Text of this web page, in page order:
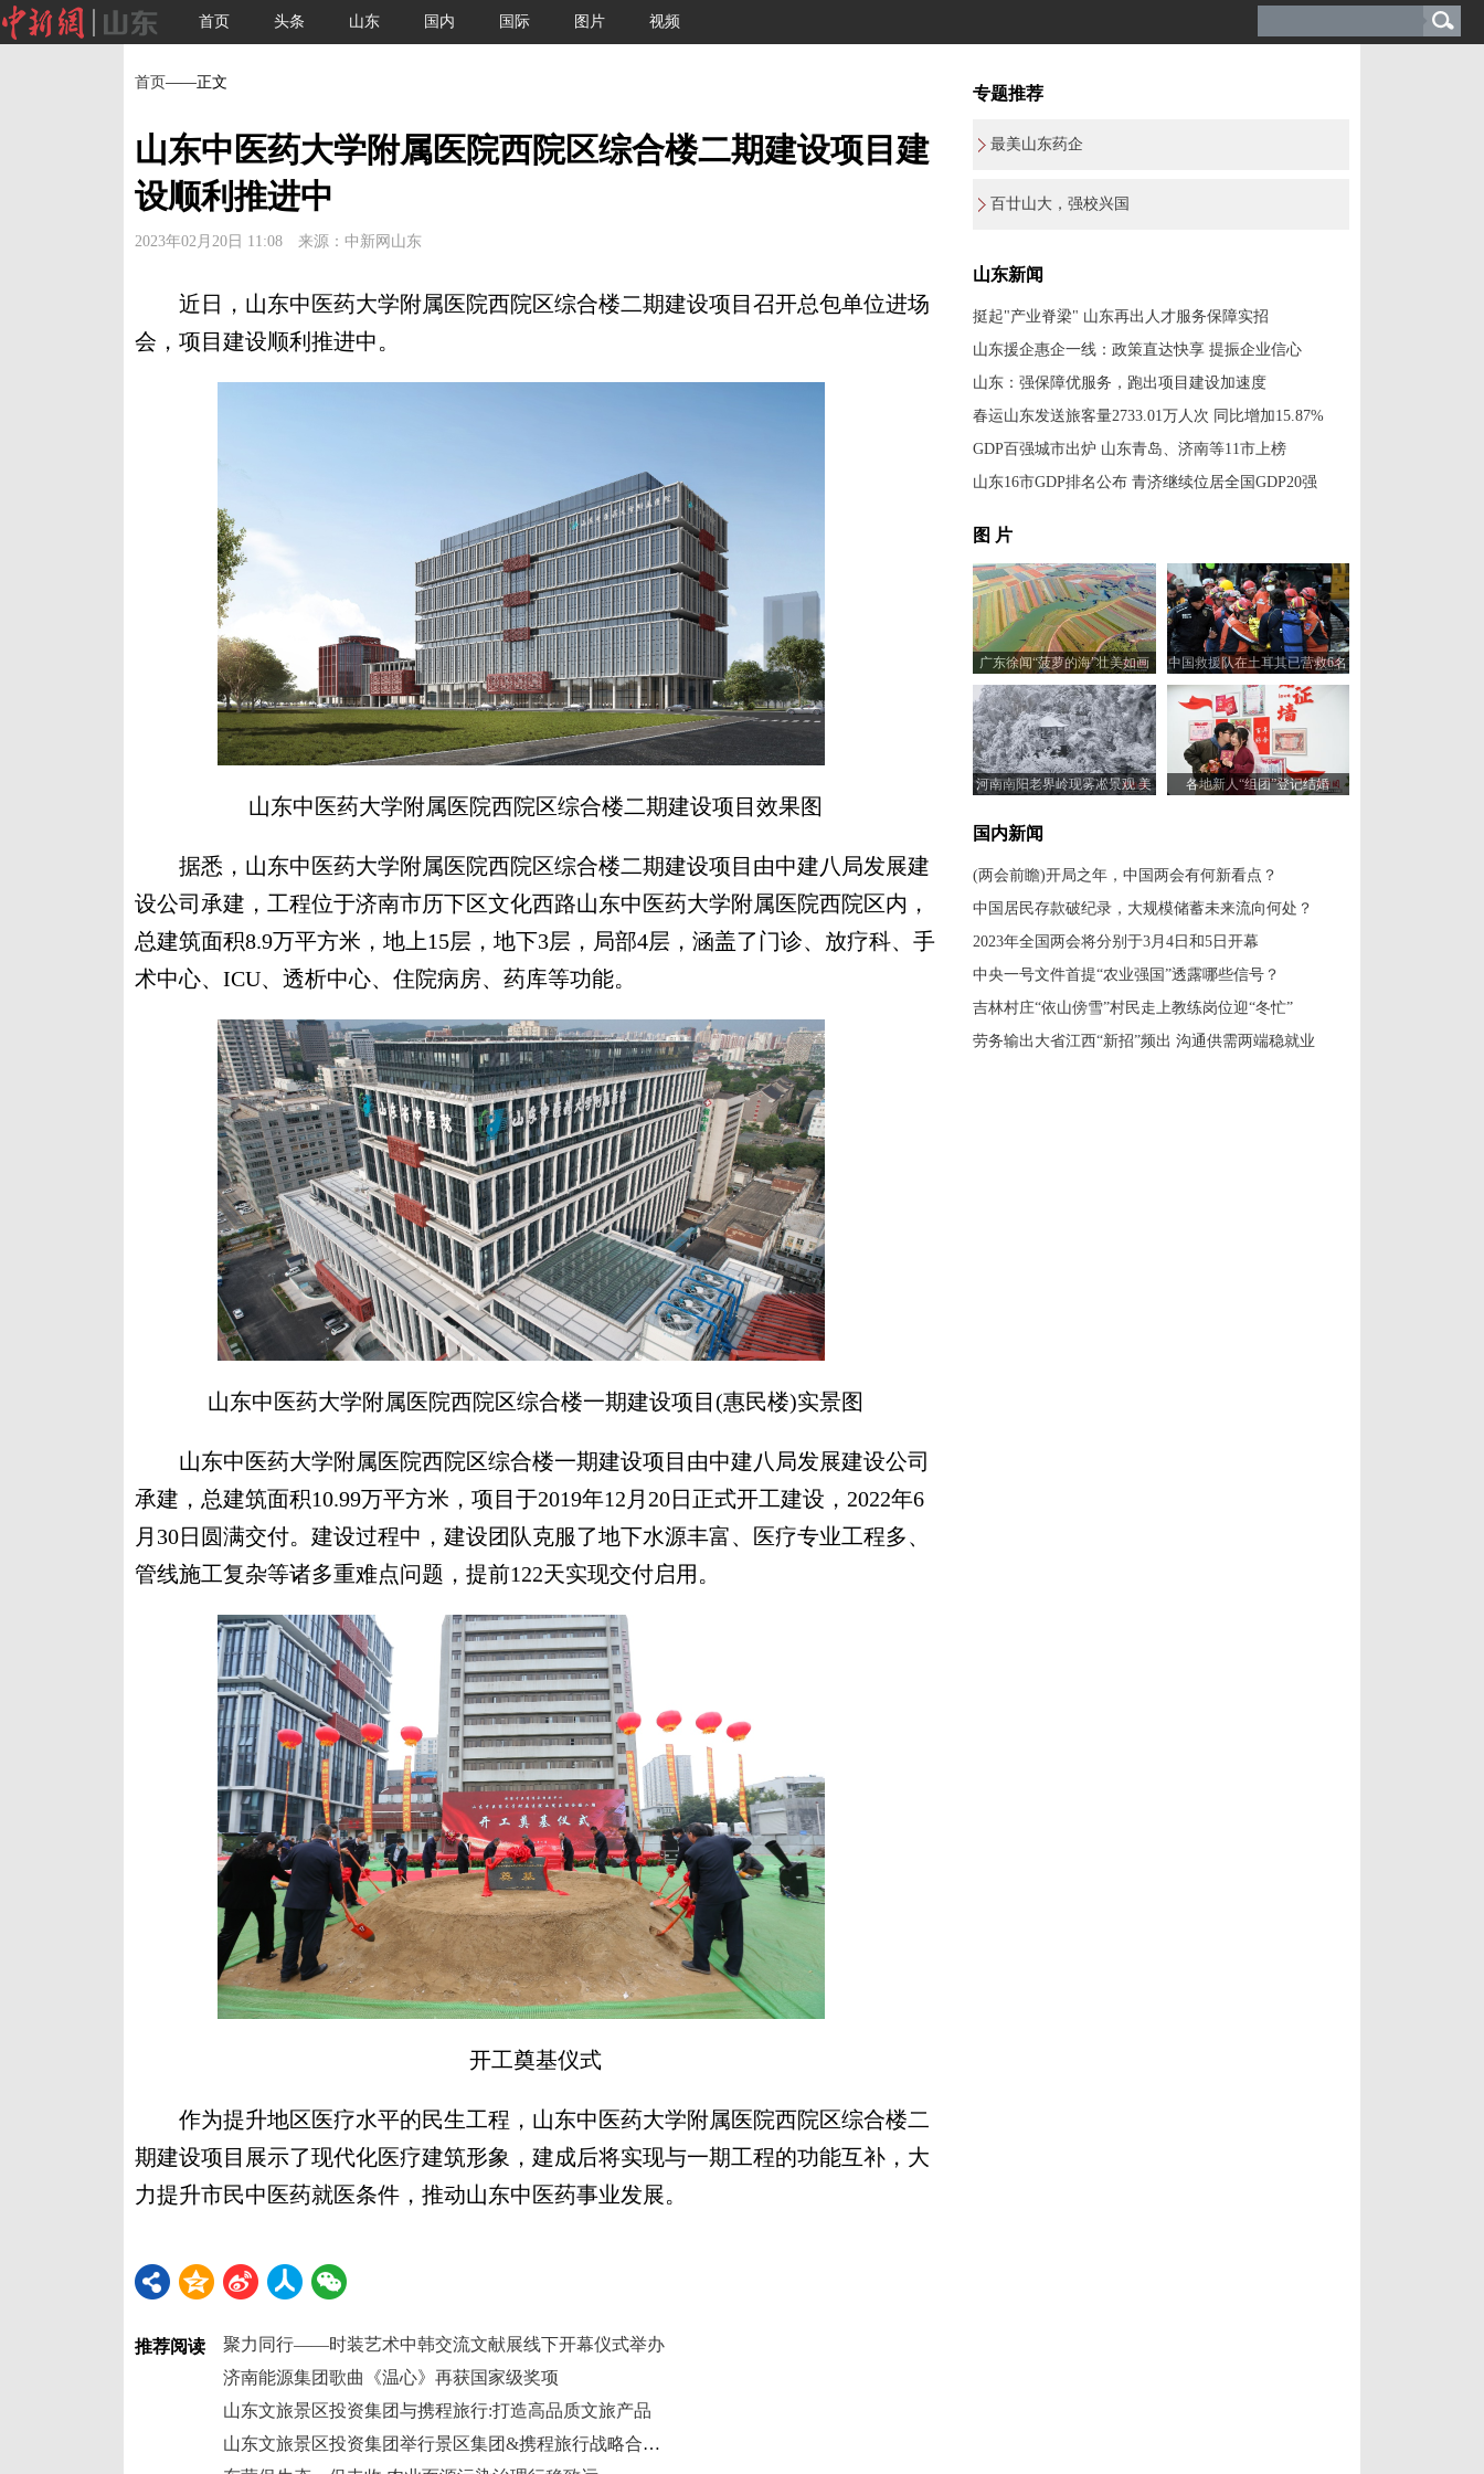
首页 头条 山东 国内 国际 图片 视频
首页——正文
山东中医药大学附属医院西院区综合楼二期建设项目建
设顺利推进中
2023年02月20日 11:08 来源：中新网山东
近日，山东中医药大学附属医院西院区综合楼二期建设项目召开总包单位进场
会，项目建设顺利推进中。
山东中医药大学附属医院西院区综合楼二期建设项目效果图
据悉，山东中医药大学附属医院西院区综合楼二期建设项目由中建八局发展建
设公司承建，工程位于济南市历下区文化西路山东中医药大学附属医院西院区内，
总建筑面积8.9万平方米，地上15层，地下3层，局部4层，涵盖了门诊、放疗科、手
术中心、ICU、透析中心、住院病房、药库等功能。
山东中医药大学附属医院西院区综合楼一期建设项目(惠民楼)实景图
山东中医药大学附属医院西院区综合楼一期建设项目由中建八局发展建设公司
承建，总建筑面积10.99万平方米，项目于2019年12月20日正式开工建设，2022年6
月30日圆满交付。建设过程中，建设团队克服了地下水源丰富、医疗专业工程多、
管线施工复杂等诸多重难点问题，提前122天实现交付启用。
开工奠基仪式
作为提升地区医疗水平的民生工程，山东中医药大学附属医院西院区综合楼二
期建设项目展示了现代化医疗建筑形象，建成后将实现与一期工程的功能互补，大
力提升市民中医药就医条件，推动山东中医药事业发展。
推荐阅读
聚力同行——时装艺术中韩交流文献展线下开幕仪式举办
济南能源集团歌曲《温心》再获国家级奖项
山东文旅景区投资集团与携程旅行:打造高品质文旅产品
山东文旅景区投资集团举行景区集团&携程旅行战略合作签约
专题推荐
最美山东药企
百廿山大，强校兴国
山东新闻
挺起"产业脊梁" 山东再出人才服务保障实招
山东援企惠企一线：政策直达快享 提振企业信心
山东：强保障优服务，跑出项目建设加速度
春运山东发送旅客量2733.01万人次 同比增加15.87%
GDP百强城市出炉 山东青岛、济南等11市上榜
山东16市GDP排名公布 青济继续位居全国GDP20强
图 片
广东徐闻“菠萝的海”壮美如画
中国救援队在土耳其已营救6名
被困者
河南南阳老界岭现雾凇景观 美
各地新人“组团”登记结婚
国内新闻
(两会前瞻)开局之年，中国两会有何新看点？
中国居民存款破纪录，大规模储蓄未来流向何处？
2023年全国两会将分别于3月4日和5日开幕
中央一号文件首提“农业强国”透露哪些信号？
吉林村庄“依山傍雪”村民走上教练岗位迎“冬忙”
劳务输出大省江西“新招”频出 沟通供需两端稳就业